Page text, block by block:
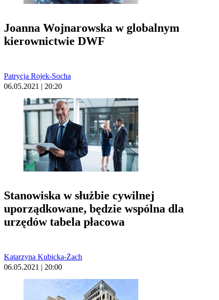
Joanna Wojnarowska w globalnym
kierownictwie DWF
Patrycja Rojek-Socha
06.05.2021 | 20:20
Stanowiska w służbie cywilnej
uporządkowane, będzie wspólna dla
urzędów tabela płacowa
Katarzyna Kubicka-Żach
06.05.2021 | 20:00